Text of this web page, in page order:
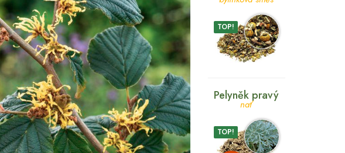
TOP!
Pelyněk pravý
nať
TOP!